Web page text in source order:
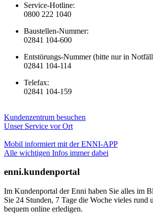
Service-Hotline:
0800 222 1040
Baustellen-Nummer:
02841 104-600
Entstörungs-Nummer (bitte nur in
02841 104-114
Telefax:
02841 104-159
Kundenzentrum besuchen
Unser Service vor Ort
Mobil informiert mit der ENNI-APP
Alle wichtigen Infos immer dabei
enni.kundenportal
Im Kundenportal der Enni haben Sie alles im
Sie 24 Stunden, 7 Tage die Woche vieles rund
bequem online erledigen.